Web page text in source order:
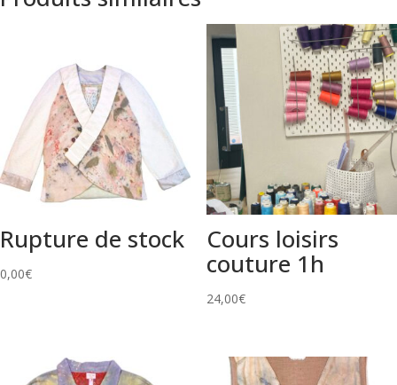
Rupture de stock
0,00€
Cours loisirs
couture 1h
24,00€